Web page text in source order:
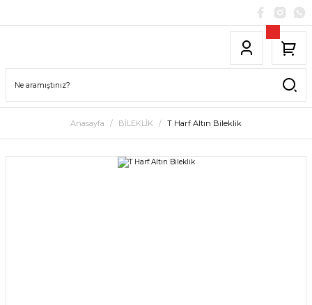
Anasayfa BİLEKLİK T Harf Altın Bileklik